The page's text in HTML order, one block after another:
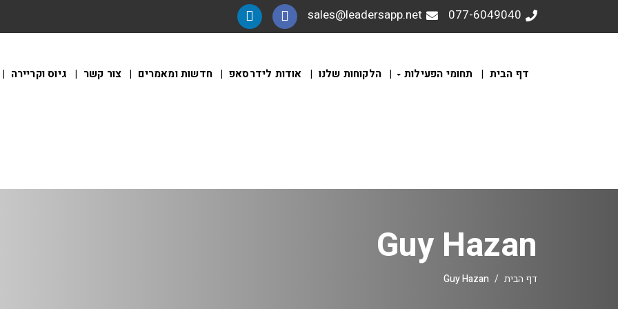
077-6049040
sales@leadersapp.net
דף הבית תחומי הפעילות הלקוחות שלנו אודות לידרסאפ חדשות ומאמרים צור קשר גיוס וקריירה
Guy Hazan
דף הבית Guy Hazan